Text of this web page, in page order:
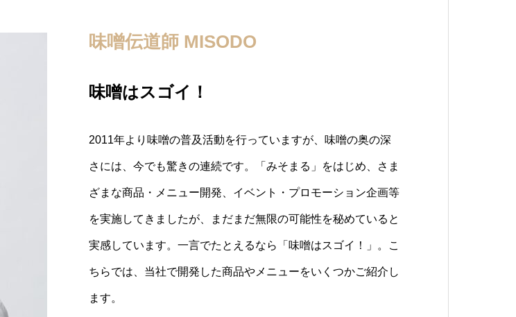
味噌伝道師 MISODO
味噌はスゴイ！
2011年より味噌の普及活動を行っていますが、味噌の奥の深
さには、今でも驚きの連続です。「みそまる」をはじめ、さま
ざまな商品・メニュー開発、イベント・プロモーション企画等
を実施してきましたが、まだまだ無限の可能性を秘めていると
実感しています。一言でたとえるなら「味噌はスゴイ！」。こ
ちらでは、当社で開発した商品やメニューをいくつかご紹介し
ます。
MISOMARU
かわいい味噌汁の素「みそまる」
「みそまる®」とは、味噌にダシと具材を混ぜて丸めた味噌汁
の素。お湯を注ぐだけで、手軽に本格的な味噌汁が楽しめま
す。チョコレートみたいなかわいい見た目で、子どもから大人
まで大人気！ テレビや雑誌などでも多数取り上げられていま
す。イベントの実施ほか、自社ＥＣでの販売、主に百貨店さま
向けのＯＥＭ製造も行っております。イベントや取材、ＯＥＭ
製造、販売等をご検討中の方は、「お問い合わせフォーム」よ
MISO GARDENING
新感覚！食べるガーデニング
MISO GARDENINGとは、味噌を土に見立てて、野菜をアート
した新感覚の味噌ディップです。見て満足、食べておいしい、
おうち時間がもっと楽しく華やかになる提案です。詳細は、下
記をご覧ください。また、取材やメニュー化等をご検討中の方
は、「お問い合わせフォーム」よりご連絡をお願いいたしま
す。
MisoLatte
キュートな味噌ブレイクタイム
MisoLatteとは、味噌汁の上にふんわりミルクホイップがのっ
た新感覚の味噌スープです。味噌とミルクは相性抜群で、パン
やパスタにピッタリです。詳細は、下記をご覧ください。ま
た、取材やメニュー化等をご検討中の方は、「お問い合わせフ
ォーム」よりご連絡をお願いいたします。
みそパレット
一度に多彩な味噌を楽しもう
一口に「味噌」と言っても、その色や味わいは千差万別で、全
国津々浦々、個性豊かなおいしい味噌がつくられています。
「みそパレット」は、一度にさまざまな種類の味噌が楽しめ
て、ブレンドも自由自在です。詳細は、下記をご覧ください。
また、取材や商品化等をご検討中の方は、「お問い合わせフォ
ーム」よりご連絡をお願いいたします。